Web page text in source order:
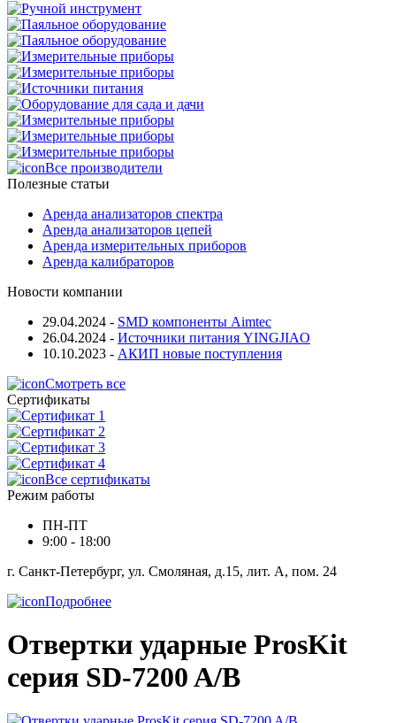
Все производители
Полезные статьи
Аренда анализаторов спектра
Аренда анализаторов цепей
Аренда измерительных приборов
Аренда калибраторов
Новости компании
29.04.2024 - SMD компоненты Aimtec
26.04.2024 - Источники питания YINGJIAO
10.10.2023 - АКИП новые поступления
Смотреть все
Сертификаты
Все сертификаты
Режим работы
ПН-ПТ
9:00 - 18:00
г. Санкт-Петербург, ул. Смоляная, д.15, лит. А, пом. 24
Подробнее
Отвертки ударные ProsKit
серия SD-7200 A/B